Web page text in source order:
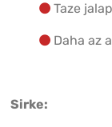
Taze
Daha az
Sirke: